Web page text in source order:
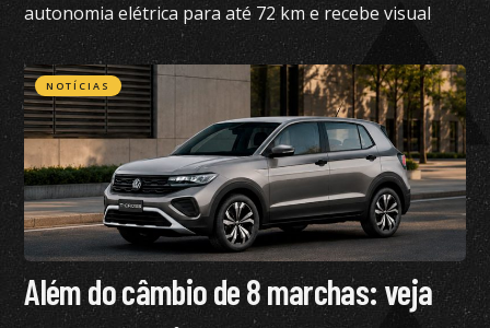
autonomia elétrica para até 72 km e recebe visual
renovado
NOTÍCIAS
Além do câmbio de 8 marchas: veja